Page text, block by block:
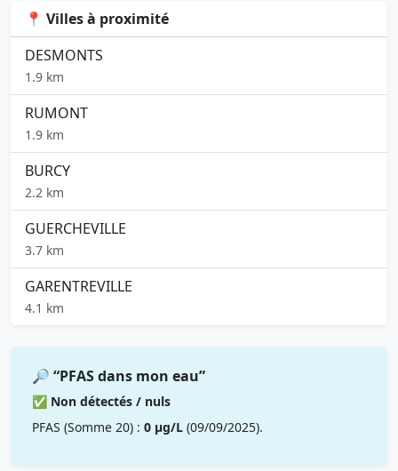
📍 Villes à proximité
DESMONTS
1.9 km
RUMONT
1.9 km
BURCY
2.2 km
GUERCHEVILLE
3.7 km
GARENTREVILLE
4.1 km
🔎 “PFAS dans mon eau”
✅ Non détectés / nuls
PFAS (Somme 20) : 0 µg/L (09/09/2025).